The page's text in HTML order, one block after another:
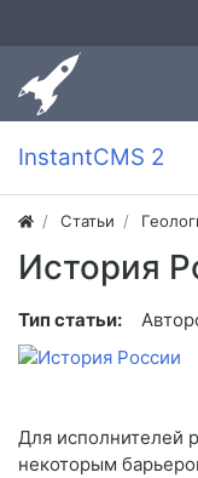
InstantCMS 2
Статьи
История
Тип статьи:
Для исполнителей
некоторым